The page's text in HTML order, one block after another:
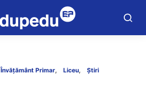
Învățământ Primar Liceu Știri